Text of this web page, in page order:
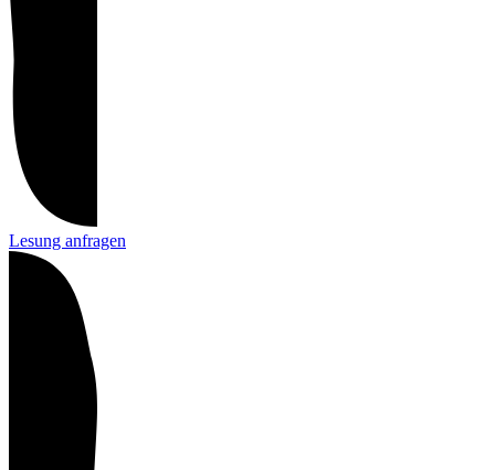
Lesung anfragen